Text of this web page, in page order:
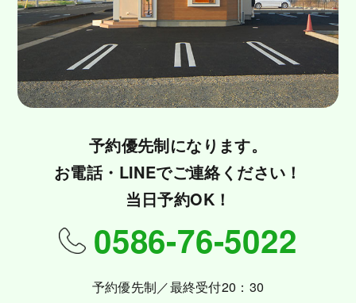
予約優先制になります。
お電話・LINEでご連絡ください！
当日予約OK！
0586-76-5022
予約優先制／最終受付20：30